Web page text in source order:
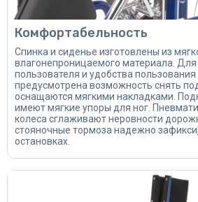
Комфортабельность
Спинка и сиденье изготовлены из
влагонепроницаемого материала.
пользователя и удобства
предусмотрена возможность снять
оснащаются мягкими накладками.
имеют мягкие упоры для ног.
колеса сглаживают неровности
стояночные тормоза надежно
остановках.